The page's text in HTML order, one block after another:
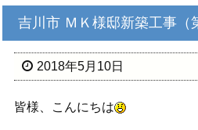
吉川市 ＭＫ様邸新築工事（
2018年5月10日
皆様、こんにちは